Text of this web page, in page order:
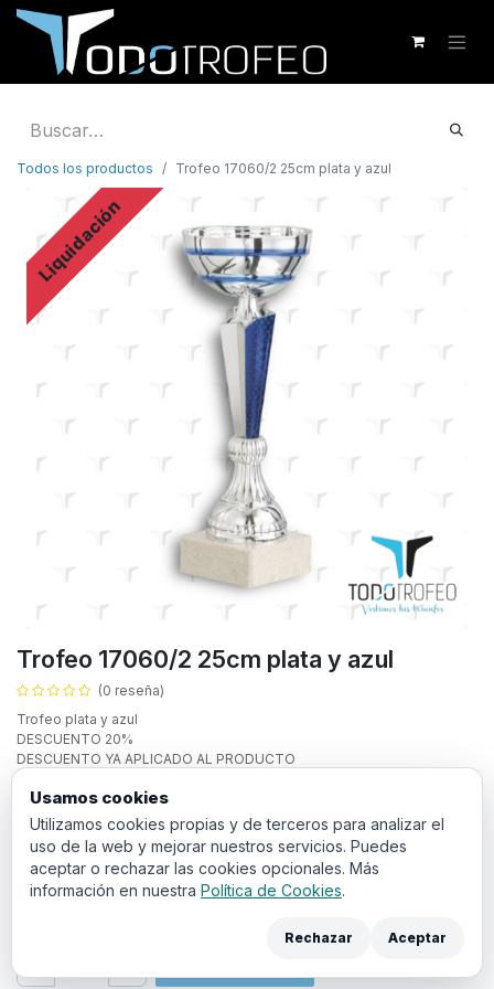
Todos los productos Trofeo 17060/2 25cm plata y azul
Liquidación
Trofeo 17060/2 25cm plata y azul
(0 reseña)
Trofeo plata y azul
DESCUENTO 20%
DESCUENTO YA APLICADO AL PRODUCTO
Texto personalizado:
Usamos cookies
Utilizamos cookies propias y de terceros para analizar el
uso de la web y mejorar nuestros servicios. Puedes
aceptar o rechazar las cookies opcionales. Más
información en nuestra Política de Cookies.
Rechazar Aceptar